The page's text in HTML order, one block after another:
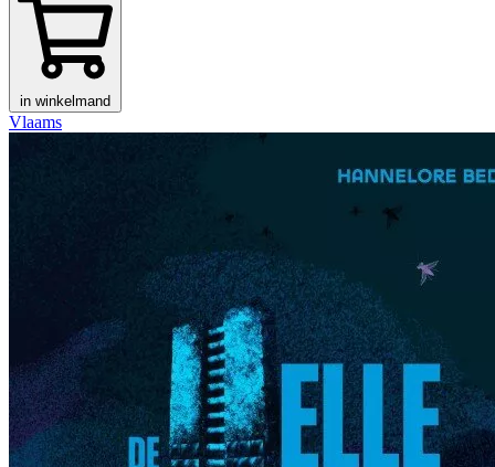
in winkelmand
Vlaams